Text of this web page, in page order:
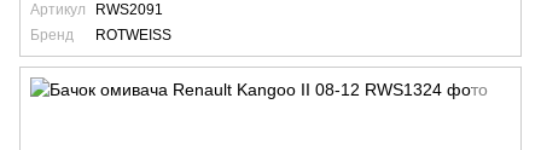
Артикул
RWS2091
Бренд
ROTWEISS